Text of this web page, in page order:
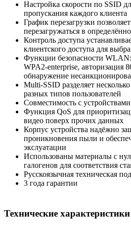
Настройка скорости по SSID
пропускания каждого клиента
График перезагрузки
перезагружаться в
Контроль доступа
клиентского доступа для
Функции безопасности
WPA2-enterprise, авторизация
обнаружение
Multi-SSID разделяет
разных типов пользователей
Совместимость с
Функция QoS для
видео поверх прочих данных
Корпус устройства надёжно
проникновения пыли и
экслуатации
Использованы материалы с
галогенов для соответствия
Русскоязычная техническая
3 года гарантии
Технические характеристики